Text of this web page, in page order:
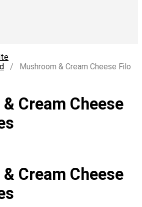
/ Mushroom & Cream Cheese Filo
Cream Cheese
Cream Cheese